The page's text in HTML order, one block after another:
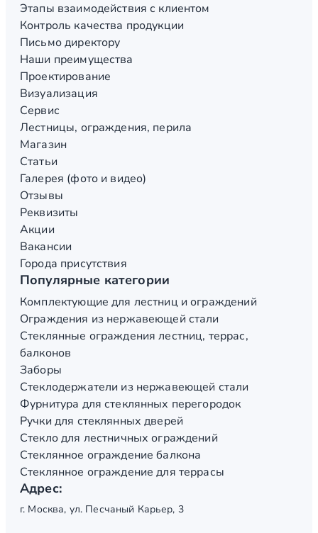
Этапы взаимодействия с клиентом
Контроль качества продукции
Письмо директору
Наши преимущества
Проектирование
Визуализация
Сервис
Лестницы, ограждения, перила
Магазин
Статьи
Галерея (фото и видео)
Отзывы
Реквизиты
Акции
Вакансии
Города присутствия
Популярные категории
Комплектующие для лестниц и ограждений
Ограждения из нержавеющей стали
Стеклянные ограждения лестниц, террас,
балконов
Заборы
Стеклодержатели из нержавеющей стали
Фурнитура для стеклянных перегородок
Ручки для стеклянных дверей
Стекло для лестничных ограждений
Стеклянное ограждение балкона
Стеклянное ограждение для террасы
Адрес:
г. Москва, ул. Песчаный Карьер, 3